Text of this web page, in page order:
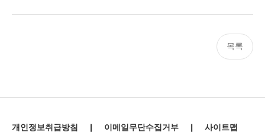
목록
개인정보취급방침 | 이메일무단수집거부 | 사이트맵